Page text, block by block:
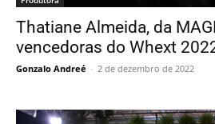
Thatiane Almeida, da
vencedoras do Whext
Gonzalo Andreé - 2 de dezembro de 2022